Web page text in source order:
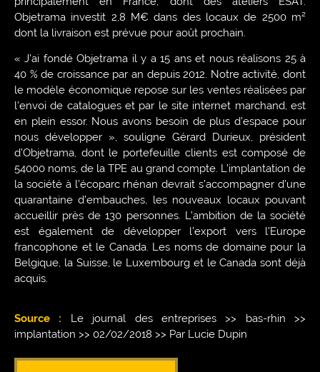
Objetrama investit 2,8 M€ dans des locaux de 2500 m²
dont la livraison est prévue pour août prochain.
« J’ai fondé Objetrama il y a 15 ans et nous réalisons 25 à
40 % de croissance par an depuis 2012. Notre activité, dont
le modèle économique repose sur les ventes réalisées par
l’envoi de catalogues et par le site internet marchand, est
en plein essor. Nous avons besoin de plus d’espace pour
nous développer », souligne Gérard Durieux, président
d’Objetrama, dont le portefeuille clients est composé de
54000 noms, de la TPE au grand compte. L’implantation de
la société à l’écoparc rhénan devrait s’accompagner d’une
quarantaine d’embauches, les nouveaux locaux pouvant
accueillir près de 130 personnes. L’ambition de la société
est également de développer l’export vers l’Europe
francophone et le Canada. Les noms de domaine pour la
Belgique, la Suisse, le Luxembourg et le Canada sont déjà
acquis.
Source : Le journal des entreprises >> bas-rhin >>
implantation >> 02/02/2018 >> Par Lucie Dupin